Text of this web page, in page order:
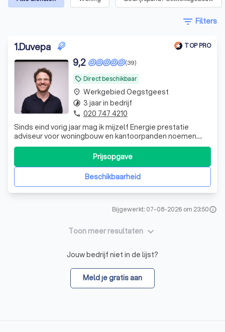
filter_list Filters
1.Duvepa TOP PRO
local_offer Direct beschikbaar
(39)
9,2
Sinds eind vorig jaar mag ik mijzelf Energie prestatie
adviseur voor woningbouw en kantoorpanden noemen.
Wilt u graag een energielabel label hebben, neem dan
vooral contact met mij op.
Beschikbaarheid
Prijsopgave
place Werkgebied Oegstgeest
timelapse 3 jaar in bedrijf
phone 020 747 4210
Bijgewerkt: 07-08-2026 om 23:50info
Toon meer resultaten keyboard_arrow_down
Jouw bedrijf niet in de lijst?
Meld je gratis aan